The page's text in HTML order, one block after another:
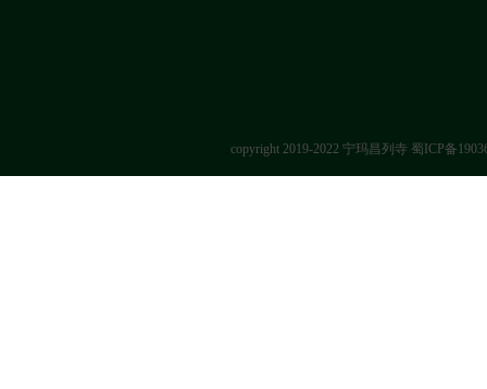
copyright 2019-2022 宁玛昌列寺 蜀ICP备